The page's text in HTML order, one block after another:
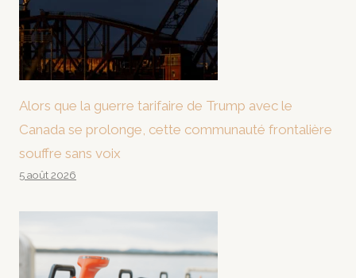
Alors que la guerre tarifaire de Trump avec le
Canada se prolonge, cette communauté frontalière
souffre sans voix
5 août 2026